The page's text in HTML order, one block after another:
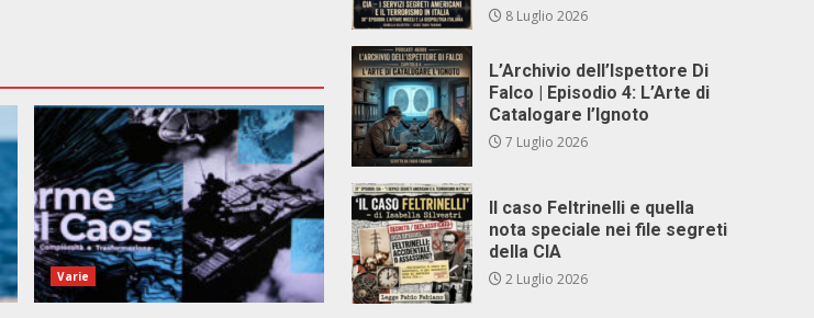
Varie
8 Luglio 2026
L’Archivio dell’Ispettore Di
Falco | Episodio 4: L’Arte di
Catalogare l’Ignoto
7 Luglio 2026
Il caso Feltrinelli e quella
nota speciale nei file segreti
della CIA
2 Luglio 2026